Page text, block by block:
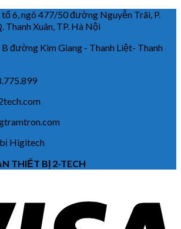
ngõ 477/50 đường Nguyễn Trãi, P.
Thanh Xuân, TP. Hà Nội
Kim Giang - Thanh Liệt- Thanh
Higitech
THIẾT BỊ 2-TECH